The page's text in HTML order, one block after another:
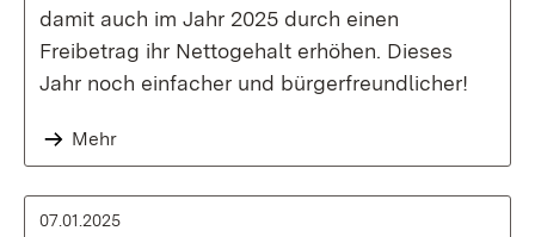
damit auch im Jahr 2025 durch einen
Freibetrag ihr Nettogehalt erhöhen. Dieses
Jahr noch einfacher und bürgerfreundlicher!
Mehr
07.01.2025